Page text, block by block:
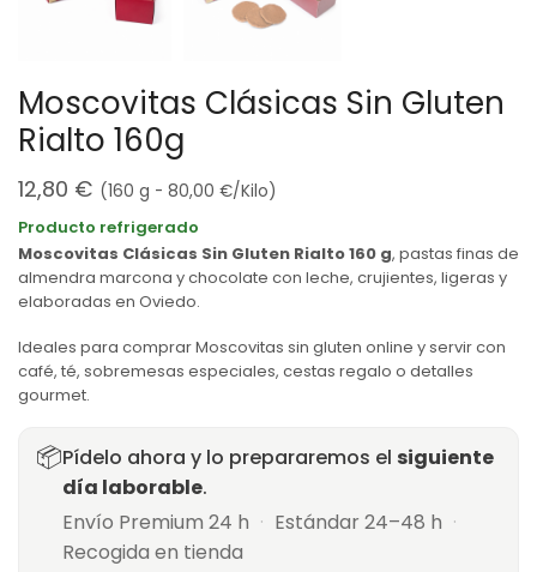
Moscovitas Clásicas Sin Gluten
Rialto 160g
12,80 € (160 g - 80,00 €/Kilo)
Producto refrigerado
Moscovitas Clásicas Sin Gluten Rialto 160 g, pastas finas de
almendra marcona y chocolate con leche, crujientes, ligeras y
elaboradas en Oviedo.
Ideales para comprar Moscovitas sin gluten online y servir con
café, té, sobremesas especiales, cestas regalo o detalles
gourmet.
📦Pídelo ahora y lo prepararemos el siguiente
día laborable.
Envío Premium 24 h · Estándar 24–48 h ·
Recogida en tienda